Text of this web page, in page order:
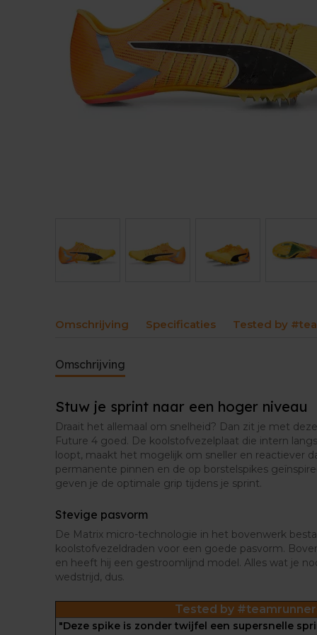
Omschrijving Specificaties Tested by
Omschrijving
Stuw je sprint naar een hoger niveau
Draait het allemaal om snelheid? Dan zit je met
Future 4 goed. De koolstofvezelplaat die intern
loopt, maakt het mogelijk om sneller en reactiever
permanente pinnen en de op borstelspikes
geven je de optimale grip tijdens je sprint.
Stevige pasvorm
De Matrix micro-technologie in het bovenwerk
koolstofvezeldraden voor een goede pasvorm.
en heeft hij een gestroomlijnd model. Alles wat je
wedstrijd, dus.
Tested by
"Deze spike is zonder twijfel een supersnelle